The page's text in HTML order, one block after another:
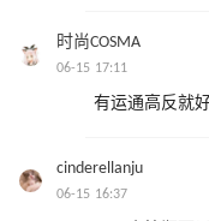
时尚COSMA
06-15 17:11
有运通高反就
cinderellanju
06-15 16:37